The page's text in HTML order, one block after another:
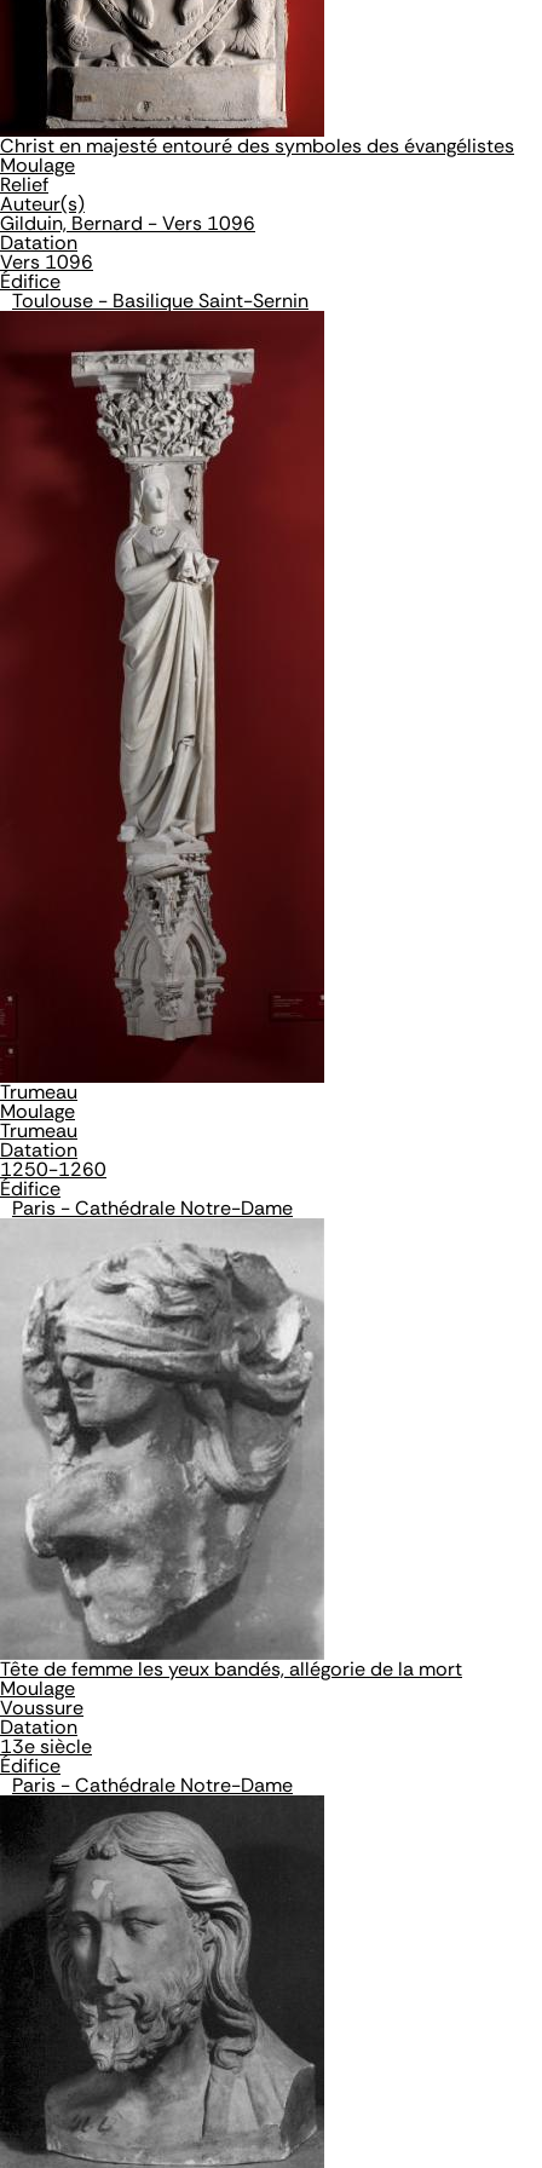
Christ en majesté entouré des symboles des évangélistes
Moulage
Relief
Auteur(s)
Gilduin, Bernard - Vers 1096
Datation
Vers 1096
Édifice
Toulouse - Basilique Saint-Sernin
Trumeau
Moulage
Trumeau
Datation
1250-1260
Édifice
Paris - Cathédrale Notre-Dame
Tête de femme les yeux bandés, allégorie de la mort
Moulage
Voussure
Datation
13e siècle
Édifice
Paris - Cathédrale Notre-Dame